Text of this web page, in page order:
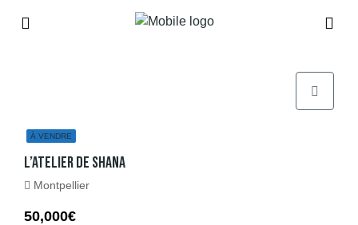
À VENDRE
L’Atelier De Shana
Montpellier
50,000€